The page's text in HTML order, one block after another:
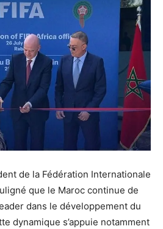
de la Fédération Internationale
que le Maroc continue de
dans le développement du
dynamique s’appuie notamment